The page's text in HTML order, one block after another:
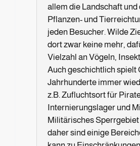
allem die Landschaft und
Pflanzen- und
jeden Besucher. Wilde
dort zwar keine mehr,
Vielzahl an Vögeln,
Auch geschichtlich spielt
Jahrhunderte immer
z.B. Zufluchtsort für
Internierungslager und
Militärisches Sperrgebiet
daher sind einige